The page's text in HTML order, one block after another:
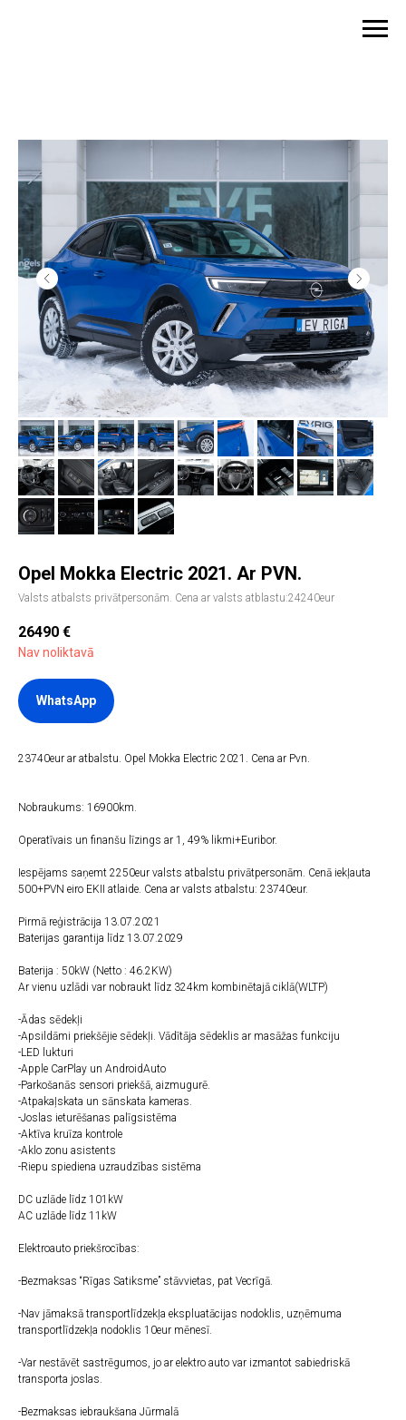
Opel Mokka Electric 2021. Ar PVN.
Valsts atbalsts privātpersonām. Cena ar valsts atblastu:24240eur
26490 €
Nav noliktavā
WhatsApp
23740eur ar atbalstu. Opel Mokka Electric 2021. Cena ar Pvn.
Nobraukums: 16900km.
Operatīvais un finanšu līzings ar 1, 49% likmi+Euribor.
Iespējams saņemt 2250eur valsts atbalstu privātpersonām. Cenā iekļauta
500+PVN eiro EKII atlaide. Cena ar valsts atbalstu: 23740eur.
Pirmā reģistrācija 13.07.2021
Baterijas garantija līdz 13.07.2029
Baterija : 50kW (Netto : 46.2KW)
Ar vienu uzlādi var nobraukt līdz 324km kombinētajā ciklā(WLTP)
-Ādas sēdekļi
-Apsildāmi priekšējie sēdekļi. Vādītāja sēdeklis ar masāžas funkciju
-LED lukturi
-Apple CarPlay un AndroidAuto
-Parkošanās sensori priekšā, aizmugurē.
-Atpakaļskata un sānskata kameras.
-Joslas ieturēšanas palīgsistēma
-Aktīva kruīza kontrole
-Aklo zonu asistents
-Riepu spiediena uzraudzības sistēma
DC uzlāde līdz 101kW
AC uzlāde līdz 11kW
Elektroauto priekšrocības:
-Bezmaksas “Rīgas Satiksme” stāvvietas, pat Vecrīgā.
-Nav jāmaksā transportlīdzekļa ekspluatācijas nodoklis, uzņēmuma
transportlīdzekļa nodoklis 10eur mēnesī.
-Var nestāvēt sastrēgumos, jo ar elektro auto var izmantot sabiedriskā
transporta joslas.
-Bezmaksas iebraukšana Jūrmalā